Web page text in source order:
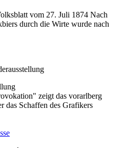
vom 27. Juli 1874 Nach
durch die Wirte wurde nach
zeigt das vorarlberg
das Schaffen des Grafikers